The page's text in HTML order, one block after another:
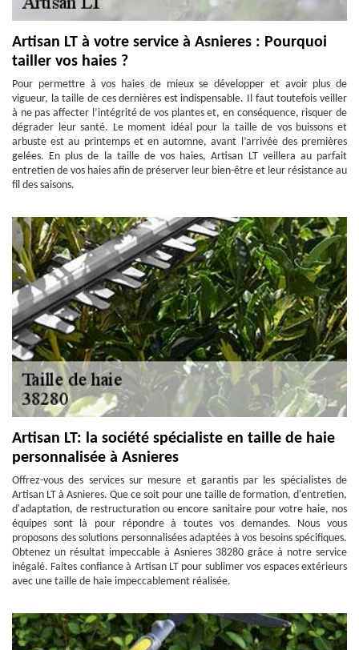
Artisan LT à votre service à Asnieres : Pourquoi
tailler vos haies ?
Pour permettre à vos haies de mieux se développer et avoir plus de
vigueur, la taille de ces dernières est indispensable. Il faut toutefois veiller
à ne pas affecter l’intégrité de vos plantes et, en conséquence, risquer de
dégrader leur santé. Le moment idéal pour la taille de vos buissons et
arbuste est au printemps et en automne, avant l’arrivée des premières
gelées. En plus de la taille de vos haies, Artisan LT veillera au parfait
entretien de vos haies afin de préserver leur bien-être et leur résistance au
fil des saisons.
Artisan LT: la société spécialiste en taille de haie
personnalisée à Asnieres
Offrez-vous des services sur mesure et garantis par les spécialistes de
Artisan LT à Asnieres. Que ce soit pour une taille de formation, d'entretien,
d'adaptation, de restructuration ou encore sanitaire pour votre haie, nos
équipes sont là pour répondre à toutes vos demandes. Nous vous
proposons des solutions personnalisées adaptées à vos besoins spécifiques.
Obtenez un résultat impeccable à Asnieres 38280 grâce à notre service
inégalé. Faites confiance à Artisan LT pour sublimer vos espaces extérieurs
avec une taille de haie impeccablement réalisée.